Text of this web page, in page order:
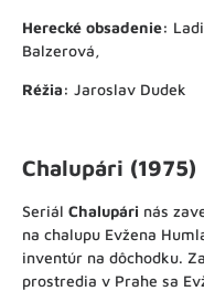
Herecké obsadenie:
Balzerová,
Réžia: Jaroslav Dudek
Chalupári (1975)
Seriál Chalupári nás
na chalupu Evžena
inventúr na dôchodku.
prostredia v Prahe sa